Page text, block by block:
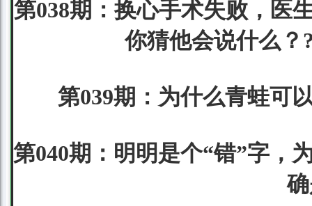
第038期：换心手术失败，医
你猜他会说什么？
第039期：为什么青蛙可
第040期：明明是个“错”字，